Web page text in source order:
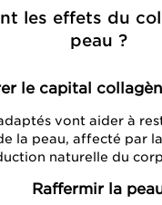
les effets du
peau ?
le capital
vont aider à
la peau, affecté par
naturelle du
Raffermir la